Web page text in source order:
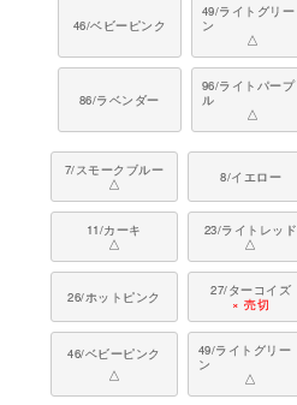
46/ベビーピンク
49/ライトグリー
ン
△
86/ラベンダー
96/ライトパープ
ル
△
7/スモークブルー
△
8/イエロー
11/カーキ
△
23/ライトレッド
△
26/ホットピンク
27/ターコイズ
× 売切
46/ベビーピンク
△
49/ライトグリー
ン
△